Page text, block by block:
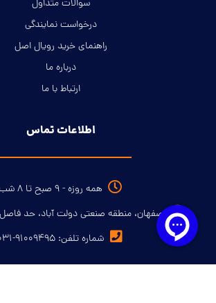
سوالات متداول
درخواست نمایندگی
راهنمای خرید رویال اصل
درباره ما
ارتباط با ما
اطلاعات تماس
همه روزه - ۹ صبح تا ۸ شب
اصفهان، منطقه صنعتی دولت آباد، حد فاصل
شماره تلفن: ۹۱۰۰۹۴۹۵-۰۳۱